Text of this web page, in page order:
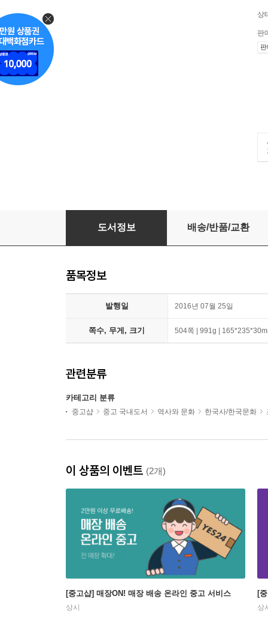
상
판
판
설민석의 조선왕조실록
도서정보 배송/반품/교환
품목정보
발행일 2016년 07월 25일
쪽수, 무게, 크기 504쪽 | 991g |
관련분류
카테고리 분류
중고샵 중고 국내도서 역사와 문화 한국사/한국문화
이 상품의 이벤트 (2개)
[중고샵] 매장ON! 매장 배송 온라인 중고 서비스
상시
[
상